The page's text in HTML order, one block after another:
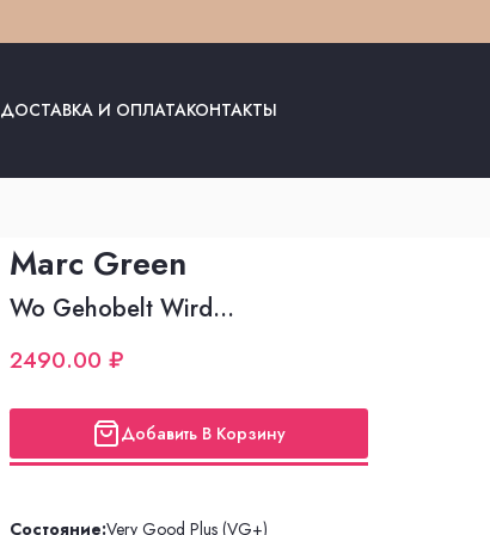
ДОСТАВКА И ОПЛАТАКОНТАКТЫ
Marc Green
Wo Gehobelt Wird...
2490.00 ₽
Добавить В Корзину
Состояние:Very Good Plus (VG+)